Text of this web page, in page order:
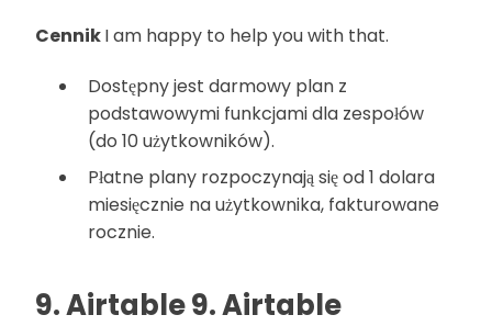
CennikI am happy to help you with that.
Dostępny jest darmowy plan z
podstawowymi funkcjami dla zespołów
(do 10 użytkowników).
Płatne plany rozpoczynają się od 1 dolara
miesięcznie na użytkownika, fakturowane
rocznie.
9. Airtable 9. Airtable